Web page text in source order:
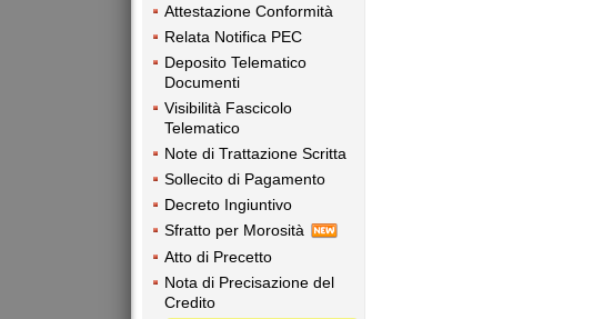
Attestazione Conformità
Relata Notifica PEC
Deposito Telematico
Documenti
Visibilità Fascicolo
Telematico
Note di Trattazione Scritta
Sollecito di Pagamento
Decreto Ingiuntivo
Sfratto per Morosità
Atto di Precetto
Nota di Precisazione del
Credito